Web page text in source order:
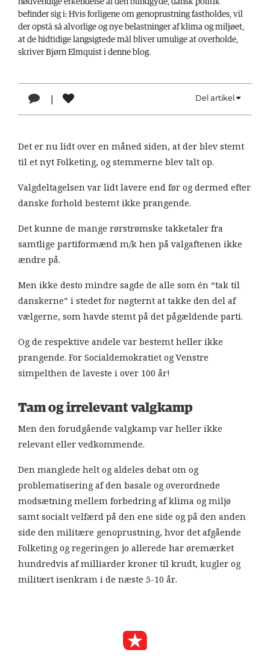
LÆSER
TIL
LÆSER
TEORI
ARBEJDEREN
nødvendige erkendelse af den blindgyde, dansk politik
befinder sig i: Hvis forligene om genoprustning fastholdes, vil
der opstå så alvorlige og nye belastninger af klima og miljøet,
at de hidtidige langsigtede mål bliver umulige at overholde,
skriver Bjørn Elmquist i denne blog.
| Del artikel
Det er nu lidt over en måned siden, at der blev stemt
til et nyt Folketing, og stemmerne blev talt op.
Valgdeltagelsen var lidt lavere end før og dermed efter
danske forhold bestemt ikke prangende.
Det kunne de mange rørstrømske takketaler fra
samtlige partiformænd m/k hen på valgaftenen ikke
ændre på.
Men ikke desto mindre sagde de alle som én “tak til
danskerne” i stedet for nøgternt at takke den del af
vælgerne, som havde stemt på det pågældende parti.
Og de respektive andele var bestemt heller ikke
prangende. For Socialdemokratiet og Venstre
simpelthen de laveste i over 100 år!
Tam og irrelevant valgkamp
Men den forudgående valgkamp var heller ikke
relevant eller vedkommende.
Den manglede helt og aldeles debat om og
problematisering af den basale og overordnede
modsætning mellem forbedring af klima og miljø
samt socialt velfærd på den ene side og på den anden
side den militære genoprustning, hvor det afgående
Folketing og regeringen jo allerede har øremærket
hundredvis af milliarder kroner til krudt, kugler og
militært isenkram i de næste 5-10 år.